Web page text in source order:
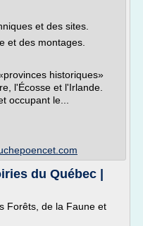
et des sites.
et des montages.
historiques»
l'Écosse et l'Irlande.
occupant le...
du Québec |
Forêts, de la Faune et